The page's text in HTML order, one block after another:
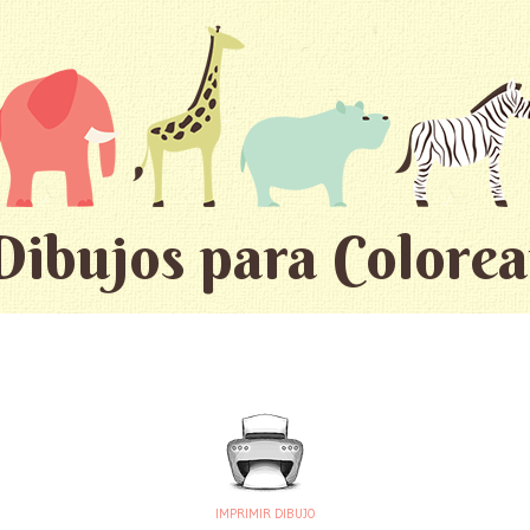
para
IMPRIMIR DIBUJO